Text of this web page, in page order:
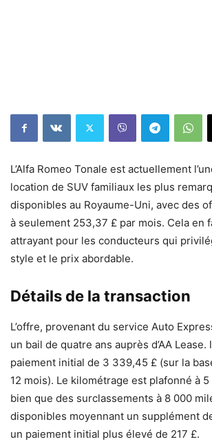
L’Alfa Romeo Tonale est actuellement
location de SUV familiaux les plus
disponibles au Royaume-Uni, avec des
à seulement 253,37 £ par mois. Cela en
attrayant pour les conducteurs qui
style et le prix abordable.
Détails de la transaction
L’offre, provenant du service Auto
un bail de quatre ans auprès d’AA
paiement initial de 3 339,45 £ (sur la
12 mois). Le kilométrage est plafonné à
bien que des surclassements à 8 000
disponibles moyennant un supplément
un paiement initial plus élevé de 217 £.